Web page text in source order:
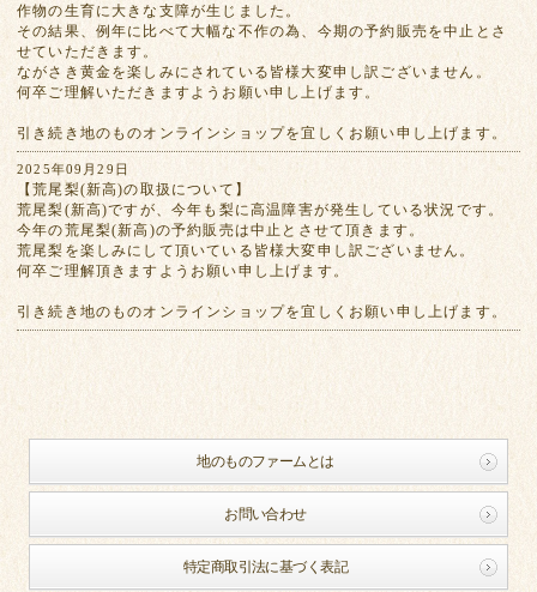
作物の生育に大きな支障が生じました。
その結果、例年に比べて大幅な不作の為、今期の予約販売を中止とさ
せていただきます。
ながさき黄金を楽しみにされている皆様大変申し訳ございません。
何卒ご理解いただきますようお願い申し上げます。
引き続き地のものオンラインショップを宜しくお願い申し上げます。
2025年09月29日
【荒尾梨(新高)の取扱について】
荒尾梨(新高)ですが、今年も梨に高温障害が発生している状況です。
今年の荒尾梨(新高)の予約販売は中止とさせて頂きます。
荒尾梨を楽しみにして頂いている皆様大変申し訳ございません。
何卒ご理解頂きますようお願い申し上げます。
引き続き地のものオンラインショップを宜しくお願い申し上げます。
地のものファームとは
お問い合わせ
特定商取引法に基づく表記